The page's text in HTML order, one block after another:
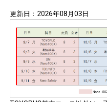
更新日：2026年08月03日